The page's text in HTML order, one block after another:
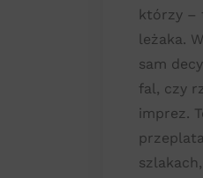
którzy –
leżaka.
sam
fal, czy
imprez.